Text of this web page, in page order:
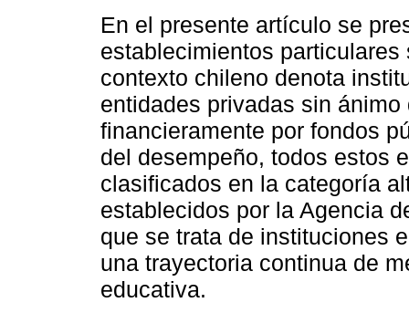
En el presente artículo se
establecimientos
contexto chileno denota
entidades privadas sin
financieramente por fondos
del desempeño, todos estos
clasificados en la categoría
establecidos por la Agencia
que se trata de instituciones
una trayectoria continua de
educativa.